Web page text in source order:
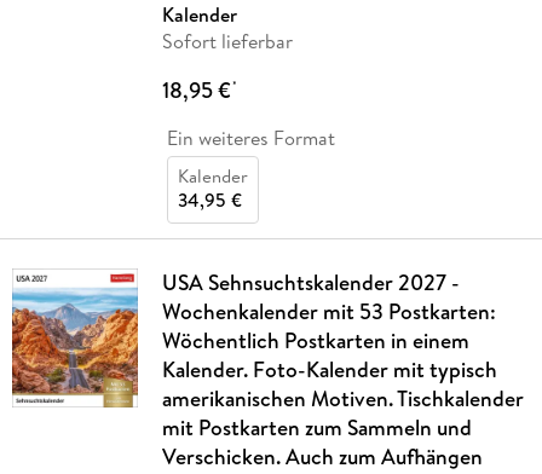
Kalender
Sofort lieferbar
18,95 €*
Ein weiteres Format
Kalender
34,95 €
USA Sehnsuchtskalender 2027 -
Wochenkalender mit 53 Postkarten:
Wöchentlich Postkarten in einem
Kalender. Foto-Kalender mit typisch
amerikanischen Motiven. Tischkalender
mit Postkarten zum Sammeln und
Verschicken. Auch zum Aufhängen